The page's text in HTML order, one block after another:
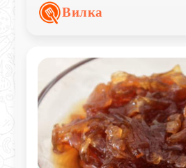
свежесть, а инжир
полезными витаминами и
десерту, а также поможет
иммунитет в холодное
Вилка